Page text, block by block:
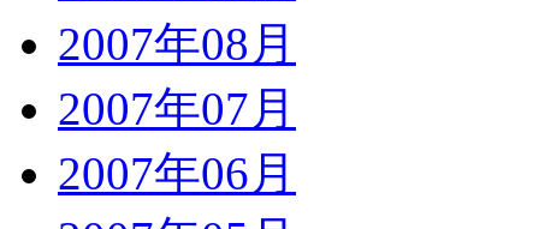
2007年08月
2007年07月
2007年06月